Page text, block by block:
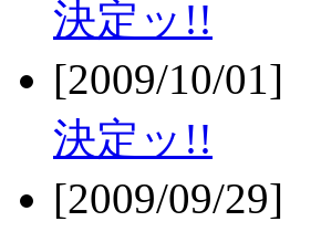
決定ッ!!
[2009/10/01]
決定ッ!!
[2009/09/29]